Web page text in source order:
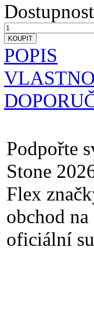
POPIS
Podpořte
Stone
Flex
obchod
oficiální